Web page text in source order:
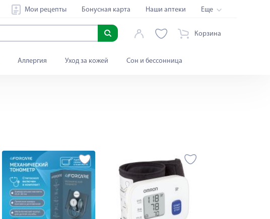
Мои рецепты Бонусная карта Наши аптеки Еще
Корзина
Аллергия Уход за кожей Сон и бессонница